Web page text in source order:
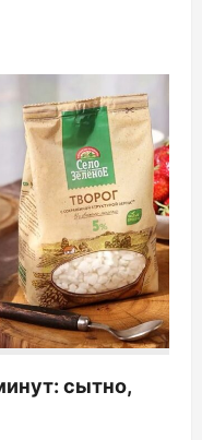
сытно,